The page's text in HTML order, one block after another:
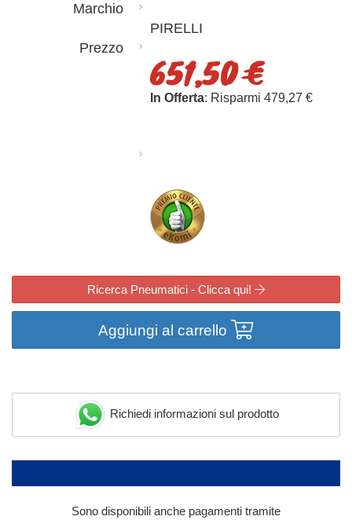
Marchio
PIRELLI
Prezzo
651,50 €
In Offerta: Risparmi 479,27 €
Ricerca Pneumatici - Clicca qui!
Aggiungi al carrello
Richiedi informazioni sul prodotto
Sono disponibili anche pagamenti tramite